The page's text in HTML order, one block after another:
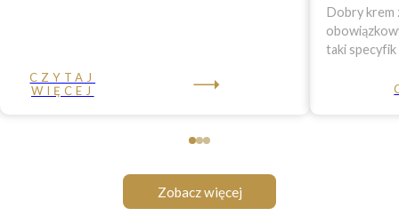
CZYTAJ
WIĘCEJ
Dobry krem
taki specyfik
Zobacz więcej